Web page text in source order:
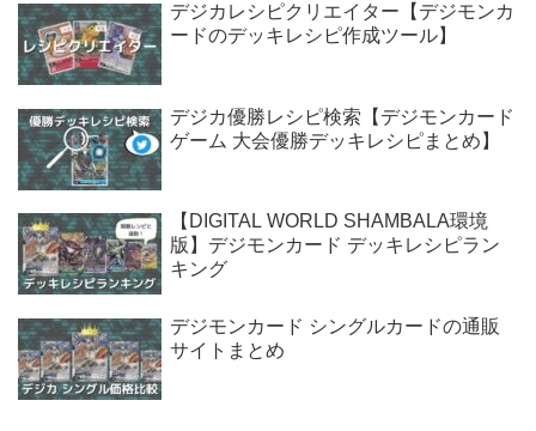
デジカレシピクリエイター【デジモンカ
ードのデッキレシピ作成ツール】
デジカ優勝レシピ検索【デジモンカード
ゲーム 大会優勝デッキレシピまとめ】
【DIGITAL WORLD SHAMBALA環境
版】デジモンカード デッキレシピラン
キング
デジモンカード シングルカードの通販
サイトまとめ